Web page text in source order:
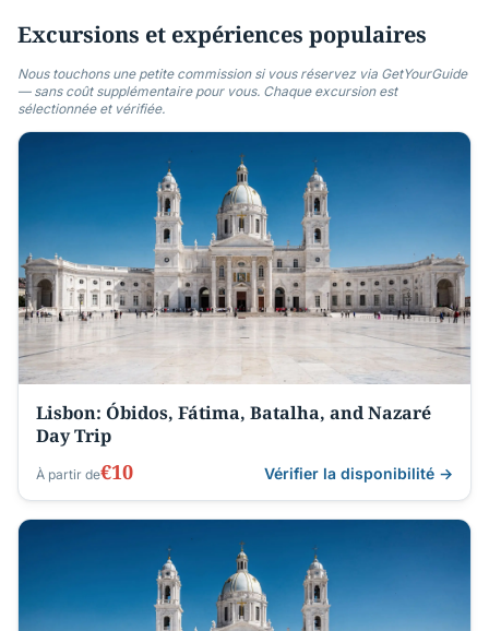
Excursions et expériences populaires
Nous touchons une petite commission si vous réservez via GetYourGuide
— sans coût supplémentaire pour vous. Chaque excursion est
sélectionnée et vérifiée.
Lisbon: Óbidos, Fátima, Batalha, and Nazaré
Day Trip
À partir de€10 Vérifier la disponibilité →